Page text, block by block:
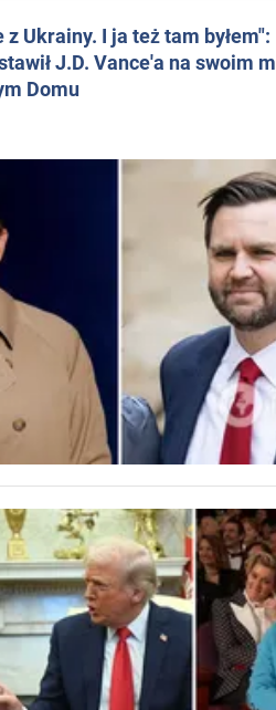
Ukrainy. I ja też tam
J.D. Vance'a na swoim
Domu